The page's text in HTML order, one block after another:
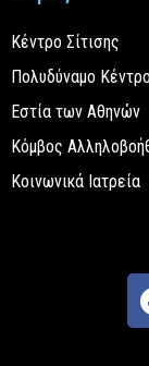
Κέντρο Σίτισης
Πολυδύναμο
Εστία των Αθηνών
Κόμβος
Κοινωνικά Ιατρεία